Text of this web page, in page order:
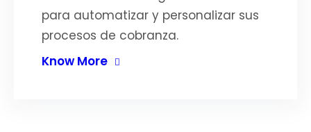
para automatizar y personalizar sus
procesos de cobranza.
Know More